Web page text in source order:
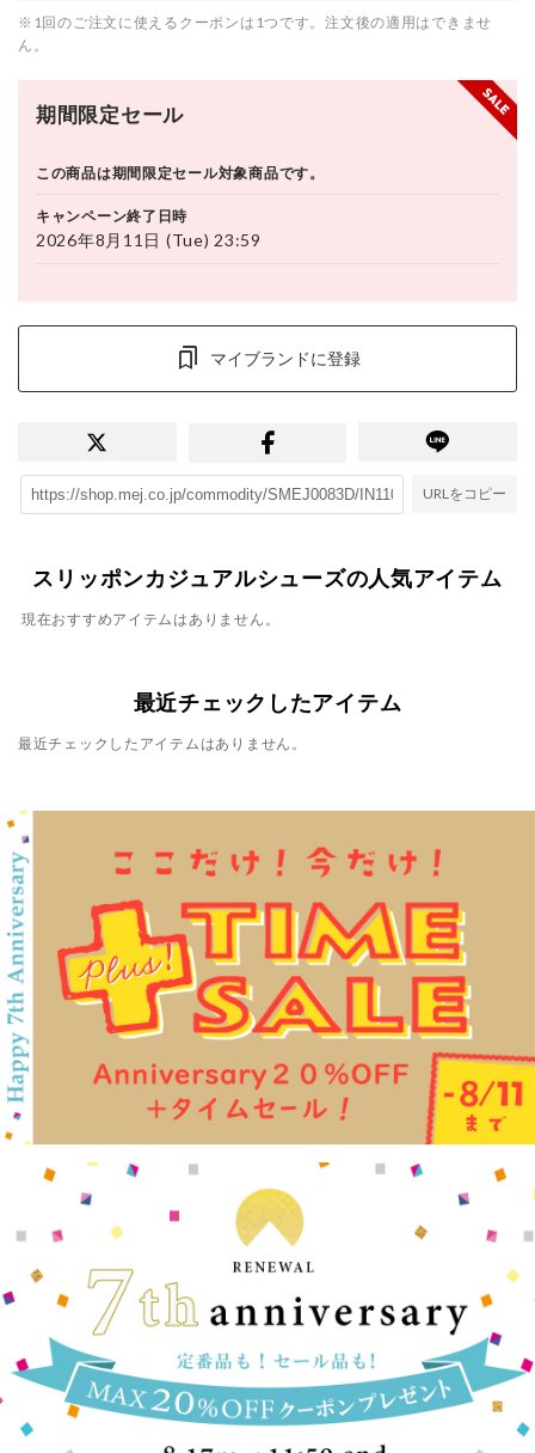
※1回のご注文に使えるクーポンは1つです。注文後の適用はできませ
ん。
期間限定セール
この商品は期間限定セール対象商品です。
キャンペーン終了日時
2026年8月11日 (Tue) 23:59
マイブランドに登録
URLをコピー
スリッポンカジュアルシューズの人気アイテム
現在おすすめアイテムはありません。
最近チェックしたアイテム
最近チェックしたアイテムはありません。